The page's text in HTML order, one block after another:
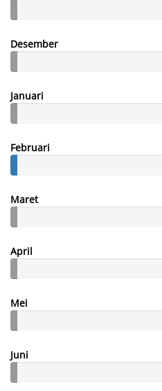
Desember
Januari
Februari
Maret
April
Mei
Juni